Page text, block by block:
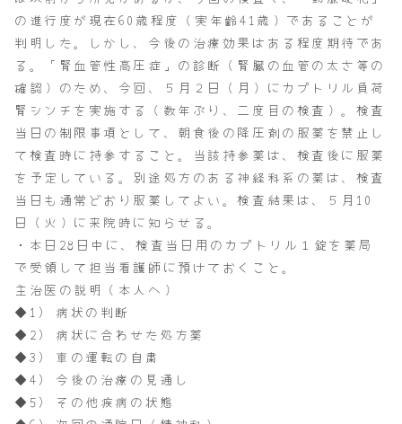
の進行度が現在60歳程度（実年齢41歳）であることが
判明した。しかし、今後の治療効果はある程度期待であ
る。「腎血管性高圧症」の診断（腎臓の血管の太さ等の
確認）のため、今回、５月２日（月）にカプトリル負荷
腎シンチを実施する（数年ぶり、二度目の検査）。検査
当日の制限事項として、朝食後の降圧剤の服薬を禁止し
て検査時に持参すること。当該持参薬は、検査後に服薬
を予定している。別途処方のある神経科系の薬は、検査
当日も通常どおり服薬してよい。検査結果は、５月10
日（火）に来院時に知らせる。
・本日28日中に、検査当日用のカプトリル１錠を薬局
で受領して担当看護師に預けておくこと。
主治医の説明（本人へ）
◆1) 病状の判断
◆2) 病状に合わせた処方薬
◆3) 車の運転の自粛
◆4) 今後の治療の見通し
◆5) その他疾病の状態